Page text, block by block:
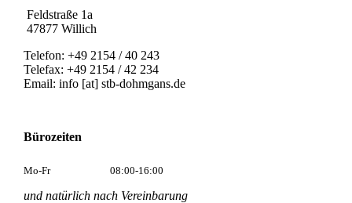
Feldstraße 1a
47877 Willich
Telefon: +49 2154 / 40 243
Telefax: +49 2154 / 42 234
Email: info [at] stb-dohmgans.de
Bürozeiten
Mo-Fr 08:00-16:00
und natürlich nach Vereinbarung